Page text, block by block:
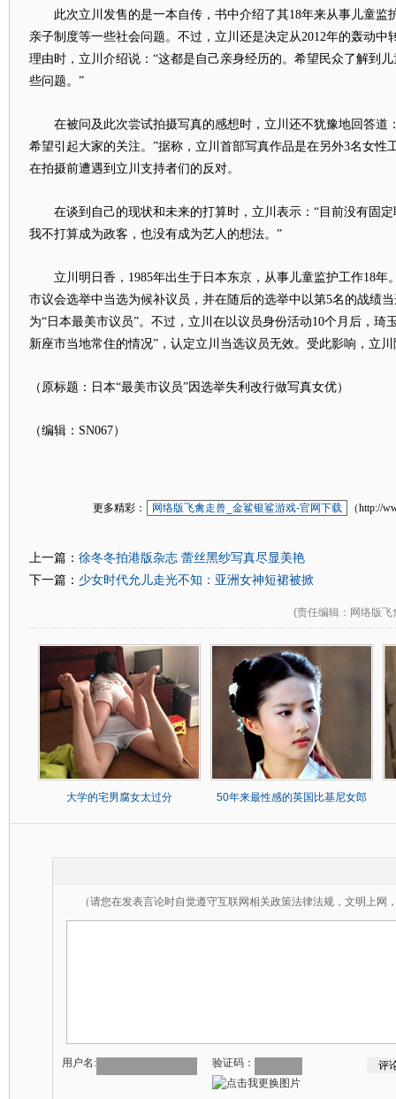
此次立川发售的是一本自传，书中介绍了其18年来从事儿童监
亲子制度等一些社会问题。不过，立川还是决定从2012年的轰动中
理由时，立川介绍说：“这都是自己亲身经历的。希望民众了解到
些问题。”
在被问及此次尝试拍摄写真的感想时，立川还不犹豫地回答道
希望引起大家的关注。”据称，立川首部写真作品是在另外3名女性
在拍摄前遭遇到立川支持者们的反对。
在谈到自己的现状和未来的打算时，立川表示：“目前没有固定
我不打算成为政客，也没有成为艺人的想法。”
立川明日香，1985年出生于日本东京，从事儿童监护工作18年
市议会选举中当选为候补议员，并在随后的选举中以第5名的战绩
为“日本最美市议员”。不过，立川在以议员身份活动10个月后，琦
新座市当地常住的情况”，认定立川当选议员无效。受此影响，立
（原标题：日本“最美市议员”因选举失利改行做写真女优）
（编辑：SN067）
更多精彩： 网络版飞禽走兽_金鲨银鲨游戏-官网下载 （http://
上一篇： 徐冬冬拍港版杂志 蕾丝黑纱写真尽显美艳
下一篇： 少女时代允儿走光不知：亚洲女神短裙被掀
(责任编辑 ：网络版
大学的宅男腐女太过分 50年来最性感的英国比基尼女郎
（请您在发表言论时自觉遵守互联网相关政策法律法规，文明上网
用户名: 验证码：